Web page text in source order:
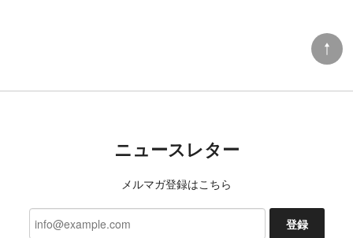
ニュースレター
メルマガ登録はこちら
登録